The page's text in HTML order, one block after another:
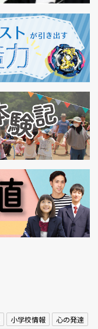
小学校情報
心の発達